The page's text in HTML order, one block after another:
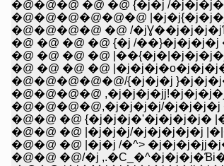
�@�@�@ �@ �@ {�j�j /
�@�@�@�@�@�@
�@�@�@�@ �@ /
�@ �@ �@ �@ {�j /
�@ �@ �@ �@
�@ �@ �@ �@
�@�@�@�@�@/{�j�j�j
�@�@�@�@
�@�@�@�@,�j�j�j�j/
�@�@ �@
�@�@ �@ |�j�j�j/�j�j�j�j�j
�@�@ �@ |�j�j /�^>
�@�@ �@/�j